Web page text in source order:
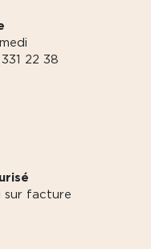
22 38
sur facture